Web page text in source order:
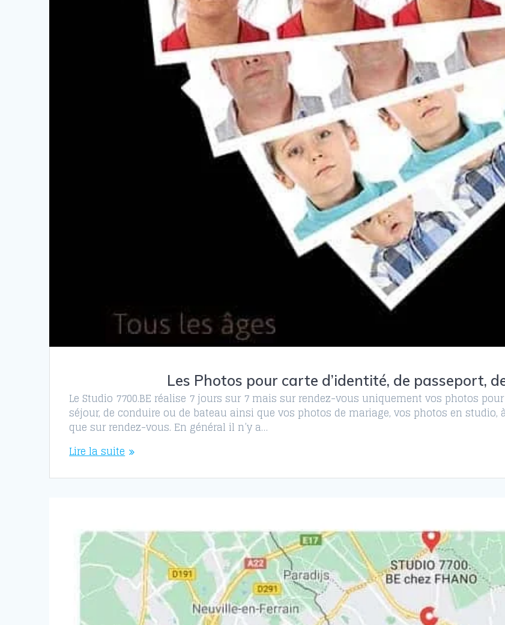
Les Photos pour carte d’identité, de passeport,
Le Studio 7700.BE réalise 7 jours sur 7 mais sur rendez-vous uniquement vos photos
séjour, de conduire ou de bateau ainsi que vos photos de mariage, vos photos en
que sur rendez-vous. En général il n’y a…
Lire la suite